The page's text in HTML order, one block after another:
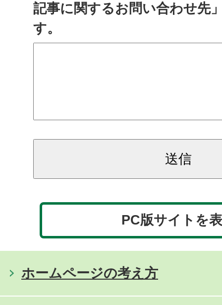
記事に関するお問い合わせ先
す。
PC版サイトを
ホームページの考え方